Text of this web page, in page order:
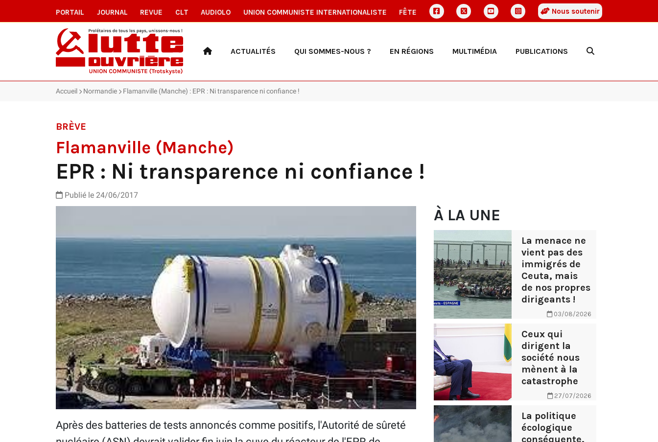
PORTAIL JOURNAL REVUE CLT AUDIOLO UNION COMMUNISTE INTERNATIONALISTE FÊTE Nous soutenir
ACTUALITÉS QUI SOMMES-NOUS ? EN RÉGIONS MULTIMÉDIA PUBLICATIONS
Accueil Normandie Flamanville (Manche) : EPR : Ni transparence ni confiance !
BRÈVE
Flamanville (Manche)
EPR : Ni transparence ni confiance !
Publié le 24/06/2017
Après des batteries de tests annoncés comme positifs, l'Autorité de sûreté
À LA UNE
La menace ne
vient pas des
immigrés de
Ceuta, mais
de nos propres
dirigeants !
03/08/2026
Ceux qui
dirigent la
société nous
mènent à la
catastrophe
27/07/2026
La politique
écologique
conséquente,